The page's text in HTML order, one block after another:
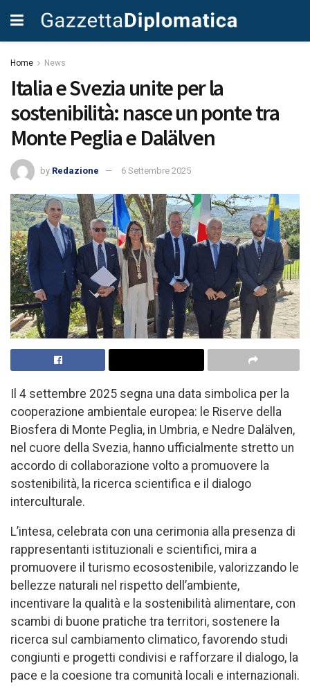
Home News
Italia e Svezia unite per la
sostenibilità: nasce un ponte tra
Monte Peglia e Dalälven
by Redazione 6 Settembre 2025
Il 4 settembre 2025 segna una data simbolica per la
cooperazione ambientale europea: le Riserve della
Biosfera di Monte Peglia, in Umbria, e Nedre Dalälven,
nel cuore della Svezia, hanno ufficialmente stretto un
accordo di collaborazione volto a promuovere la
sostenibilità, la ricerca scientifica e il dialogo
interculturale.
L’intesa, celebrata con una cerimonia alla presenza di
rappresentanti istituzionali e scientifici, mira a
promuovere il turismo ecosostenibile, valorizzando le
bellezze naturali nel rispetto dell’ambiente,
incentivare la qualità e la sostenibilità alimentare, con
scambi di buone pratiche tra territori, sostenere la
ricerca sul cambiamento climatico, favorendo studi
congiunti e progetti condivisi e rafforzare il dialogo, la
pace e la coesione tra comunità locali e internazionali.